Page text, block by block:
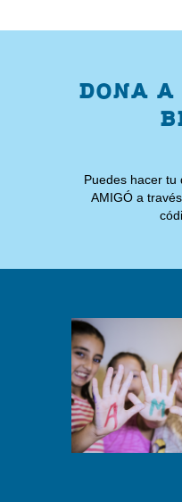
DONA A
Puedes hacer tu
AMIGÓ a